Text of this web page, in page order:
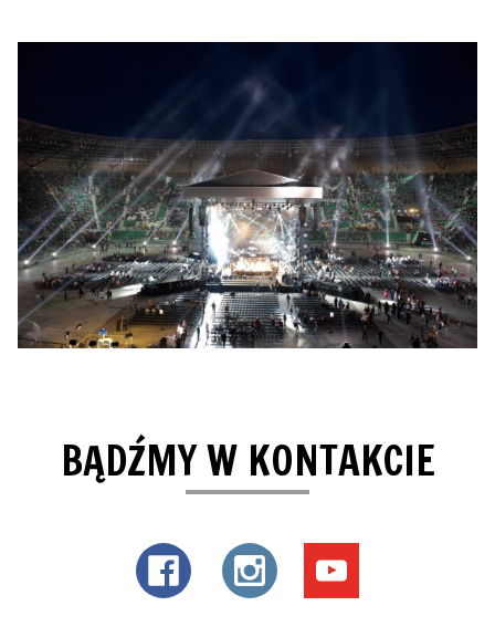
BĄDŹMY W KONTAKCIE